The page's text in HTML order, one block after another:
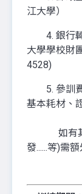
江大學）
4. 銀行轉
大學學校財
4528)
5. 參訓費
基本耗材
如有其他
發......等)需